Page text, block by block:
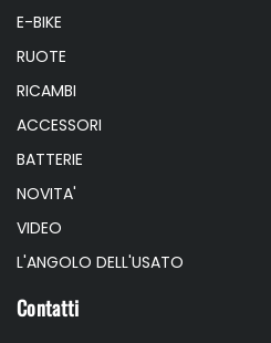
E-BIKE
RUOTE
RICAMBI
ACCESSORI
BATTERIE
NOVITA'
VIDEO
L'ANGOLO DELL'USATO
Contatti